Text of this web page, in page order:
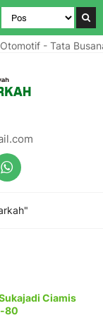
- Tata
Ciamis
80